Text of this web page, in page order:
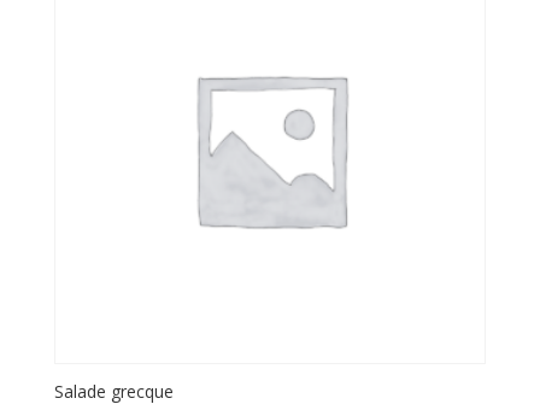
Salade grecque